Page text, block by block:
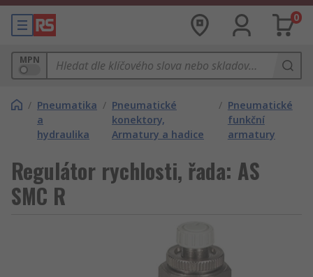
0
MPN
/ Pneumatika
a
hydraulika
/ Pneumatické
konektory,
Armatury a hadice
/ Pneumatické
funkční
armatury
Regulátor rychlosti, řada: AS
SMC R